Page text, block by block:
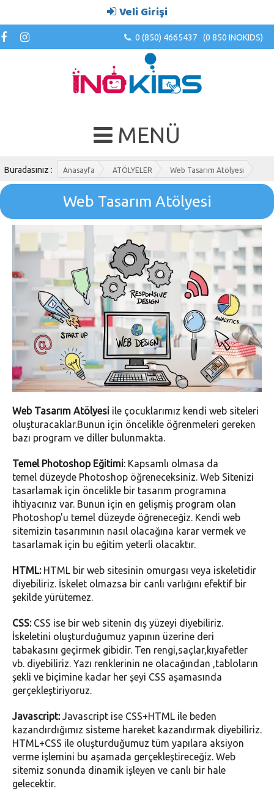
Veli Girişi
0 (850) 4665437 (0 850 INOKIDS)
MENÜ
Buradasınız : Anasayfa ATÖLYELER Web Tasarım Atölyesi
Web Tasarım Atölyesi
Web Tasarım Atölyesi ile çocuklarımız kendi web siteleri
oluşturacaklar.Bunun için öncelikle öğrenmeleri gereken
bazı program ve diller bulunmakta.
Temel Photoshop Eğitimi: Kapsamlı olmasa da
temel düzeyde Photoshop öğreneceksiniz. Web Sitenizi
tasarlamak için öncelikle bir tasarım programına
ihtiyacınız var. Bunun için en gelişmiş program olan
Photoshop'u temel düzeyde öğreneceğiz. Kendi web
sitemizin tasarımının nasıl olacağına karar vermek ve
tasarlamak için bu eğitim yeterli olacaktır.
HTML:HTML bir web sitesinin omurgası veya iskeletidir
diyebiliriz. İskelet olmazsa bir canlı varlığını efektif bir
şekilde yürütemez.
CSS:CSS ise bir web sitenin dış yüzeyi diyebiliriz.
İskeletini oluşturduğumuz yapının üzerine deri
tabakasını geçirmek gibidir. Ten rengi,saçlar,kıyafetler
vb. diyebiliriz. Yazı renklerinin ne olacağından ,tabloların
şekli ve biçimine kadar her şeyi CSS aşamasında
gerçekleştiriyoruz.
Javascript:Javascript ise CSS+HTML ile beden
kazandırdığımız sisteme hareket kazandırmak diyebiliriz.
HTML+CSS ile oluşturduğumuz tüm yapılara aksiyon
verme işlemini bu aşamada gerçekleştireceğiz. Web
sitemiz sonunda dinamik işleyen ve canlı bir hale
gelecektir.